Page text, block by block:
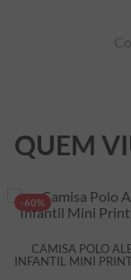
QUEM
-60%
CAMISA POLO
INFANTIL MINI